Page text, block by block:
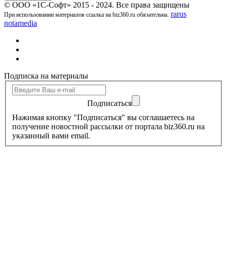
© ООО «1С-Софт» 2015 - 2024. Все права защищены
При использовании материалов ссылка на biz360.ru обязательна. rarus
notamedia
Подписка на материалы
Подписаться
Нажимая кнопку "Подписаться" вы соглашаетесь на
получение новостной рассылки от портала biz360.ru на
указанный вами email.